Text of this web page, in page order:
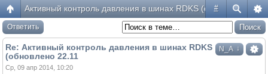
#
Активный контроль давления в шинах RDKS (обновлено
Ответить
N_A ↓
Re: Активный контроль давления в шинах RDKS
(обновлено 22.11
Ср, 09 апр 2014, 10:20